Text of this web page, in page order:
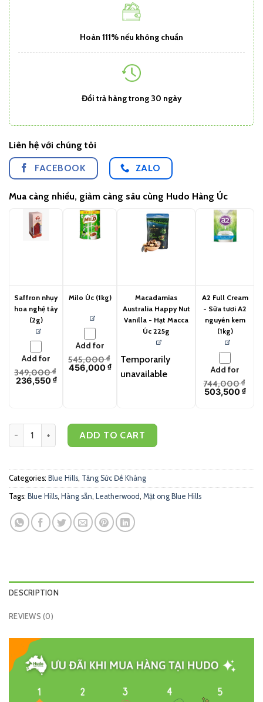
Hoàn 111% nếu không chuẩn
Đổi trả hàng trong 30 ngày
Liên hệ với chúng tôi
FACEBOOK ZALO
Mua càng nhiều, giảm càng sâu cùng Hudo Hàng Úc
Saffron nhụy
hoa nghệ tây
(2g)
Add for
349,000₫
236,550 ₫
Milo Úc (1kg)
Add for
545,000₫
456,000₫
Macadamias
Australia Happy Nut
Vanilla - Hạt Macca
Úc 225g
Temporarily
unavailable
A2 Full Cream
- Sữa tươi A2
nguyên kem
(1kg)
Add for
744,000₫
503,500₫
Blue Hills Creamed Leatherwood Honey (500g) - vỏ nhựa quantity
ADD TO CART
Categories: Blue Hills, Tăng Sức Đề Kháng
Tags: Blue Hills, Hàng sẵn, Leatherwood, Mật ong Blue Hills
DESCRIPTION
REVIEWS (0)